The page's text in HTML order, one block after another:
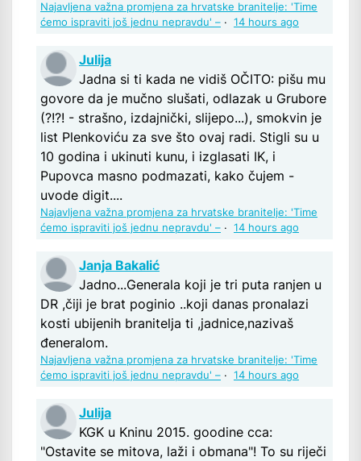
Najavljena važna promjena za hrvatske branitelje: 'Time
ćemo ispraviti još jednu nepravdu' – · 14 hours ago
Julija
Jadna si ti kada ne vidiš OČITO: pišu mu
govore da je mučno slušati, odlazak u Grubore
(?!?! - strašno, izdajnički, slijepo...), smokvin je
list Plenkoviću za sve što ovaj radi. Stigli su u
10 godina i ukinuti kunu, i izglasati IK, i
Pupovca masno podmazati, kako čujem -
uvode digit....
Najavljena važna promjena za hrvatske branitelje: 'Time
ćemo ispraviti još jednu nepravdu' – · 14 hours ago
Janja Bakalić
Jadno...Generala koji je tri puta ranjen u
DR ,čiji je brat poginio ..koji danas pronalazi
kosti ubijenih branitelja ti ,jadnice,nazivaš
đeneralom.
Najavljena važna promjena za hrvatske branitelje: 'Time
ćemo ispraviti još jednu nepravdu' – · 14 hours ago
Julija
KGK u Kninu 2015. goodine cca:
"Ostavite se mitova, laži i obmana"! To su riječi